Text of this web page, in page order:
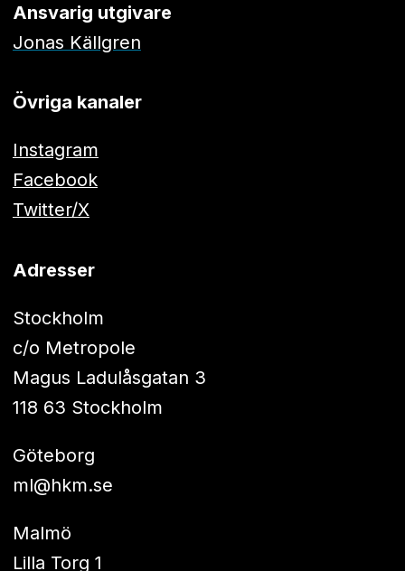
Ansvarig utgivare
Jonas Källgren
Övriga kanaler
Instagram
Facebook
Twitter/X
Adresser
Stockholm
c/o Metropole
Magus Ladulåsgatan 3
118 63 Stockholm
Göteborg
ml@hkm.se
Malmö
Lilla Torg 1